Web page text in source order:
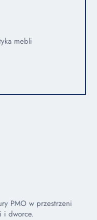
mebli
PMO w przestrzeni
i dworce.